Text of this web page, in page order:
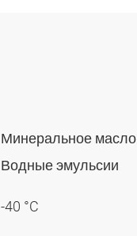
Минеральное масло
Водные эмульсии
-40 °C